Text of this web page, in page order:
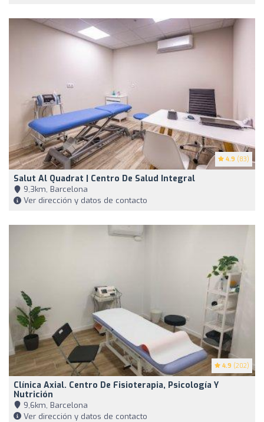
4.9 (83)
Salut Al Quadrat | Centro De Salud Integral
9,3km, Barcelona
Ver dirección y datos de contacto
4.9 (202)
Clínica Axial. Centro De Fisioterapia, Psicología Y
Nutrición
9,6km, Barcelona
Ver dirección y datos de contacto